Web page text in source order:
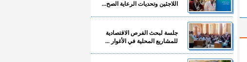
اللاجئين وتحديات الرعاية الصح...
جلسة لبحث الفرص الاقتصادية
للمشاريع المحلية في الأغوار ...